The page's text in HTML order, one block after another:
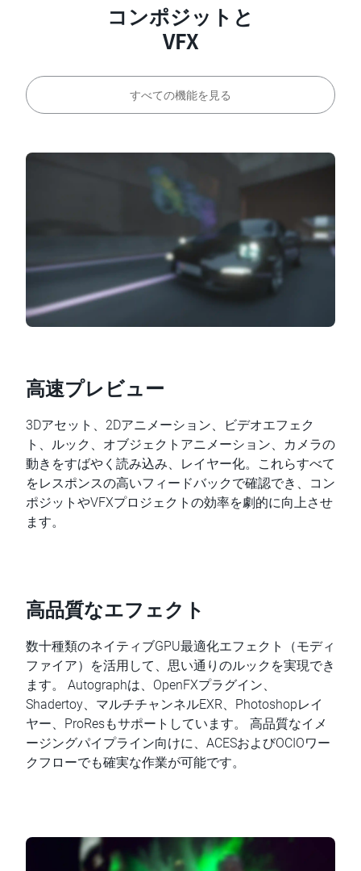
コンポジットと
VFX
すべての機能を見る
高速プレビュー
3Dアセット、2Dアニメーション、ビデオエフェク
ト、ルック、オブジェクトアニメーション、カメラの
動きをすばやく読み込み、レイヤー化。これらすべて
をレスポンスの高いフィードバックで確認でき、コン
ポジットやVFXプロジェクトの効率を劇的に向上させ
ます。
高品質なエフェクト
数十種類のネイティブGPU最適化エフェクト（モディ
ファイア）を活用して、思い通りのルックを実現でき
ます。 Autographは、OpenFXプラグイン、
Shadertoy、マルチチャンネルEXR、Photoshopレイ
ヤー、ProResもサポートしています。 高品質なイメ
ージングパイプライン向けに、ACESおよびOCIOワー
クフローでも確実な作業が可能です。